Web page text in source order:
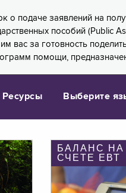
о подаче заявлений на
пособий (Public
за готовность
помощи,
Ресурсы Выберите
БАЛАНС НА
СЧЕТЕ ЕВТ